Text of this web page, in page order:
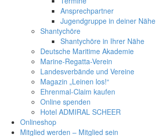
Ansprechpartner
Jugendgruppe in deiner Nähe
Shantychöre
Shantychöre in Ihrer Nähe
Deutsche Maritime Akademie
Marine-Regatta-Verein
Landesverbände und Vereine
Magazin „Leinen los!“
Ehrenmal-Claim kaufen
Online spenden
Hotel ADMIRAL SCHEER
Onlineshop
Mitglied werden – Mitglied sein